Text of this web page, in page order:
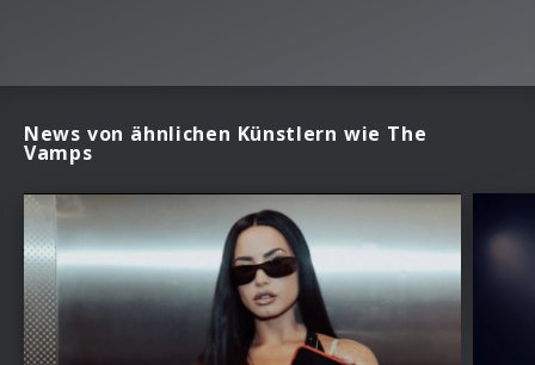
News von ähnlichen Künstlern wie The
Vamps